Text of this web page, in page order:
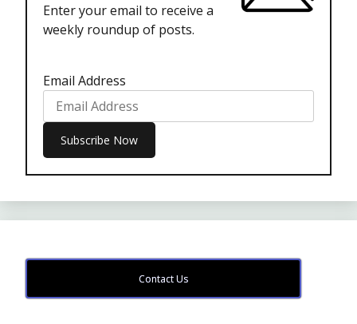
Enter your email to receive a
weekly roundup of posts.
Email Address
Contact Us